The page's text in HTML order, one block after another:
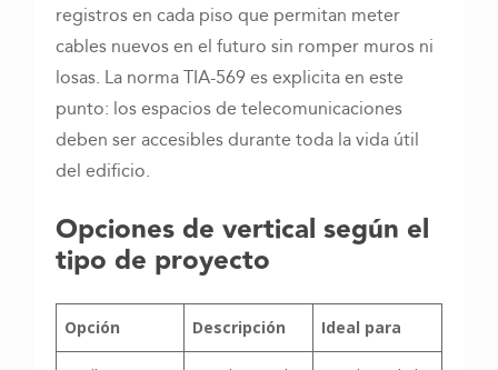
registros en cada piso que permitan meter
cables nuevos en el futuro sin romper muros ni
losas. La norma TIA-569 es explicita en este
punto: los espacios de telecomunicaciones
deben ser accesibles durante toda la vida útil
del edificio.
Opciones de vertical según el
tipo de proyecto
Opción Descripción Ideal para